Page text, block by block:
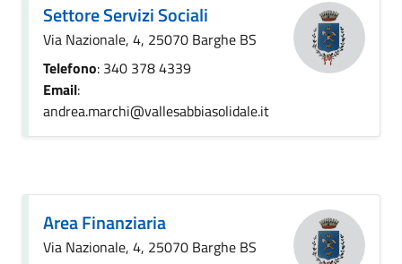
Settore Servizi Sociali
Via Nazionale, 4, 25070 Barghe BS
Telefono: 340 378 4339
Email:
andrea.marchi@vallesabbiasolidale.it
Area Finanziaria
Via Nazionale, 4, 25070 Barghe BS